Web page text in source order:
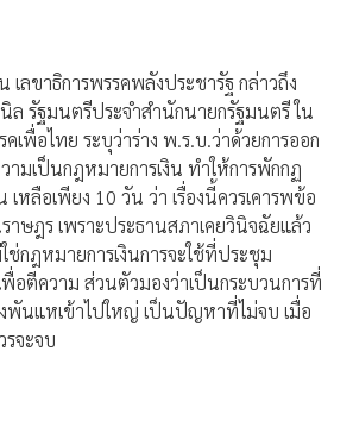
ลขาธิการพรรคพลังประชารัฐ กล่าวถึง
รัฐมนตรีประจำสำนักนายกรัฐมนตรี ใน
เพื่อไทย ระบุว่าร่าง พ.ร.บ.ว่าด้วยการออก
ามเป็นกฎหมายการเงิน ทำให้การพักกฏ
หลือเพียง 10 วัน ว่า เรื่องนี้ควรเคารพข้อ
ษฎร เพราะประธานสภาเคยวินิจฉัยแล้ว
ช่กฎหมายการเงินการจะใช้ที่ประชุม
พื่อตีความ ส่วนตัวมองว่าเป็นกระบวนการที่
พันแหเข้าไปใหญ่ เป็นปัญหาที่ไม่จบ เมื่อ
จะจบ